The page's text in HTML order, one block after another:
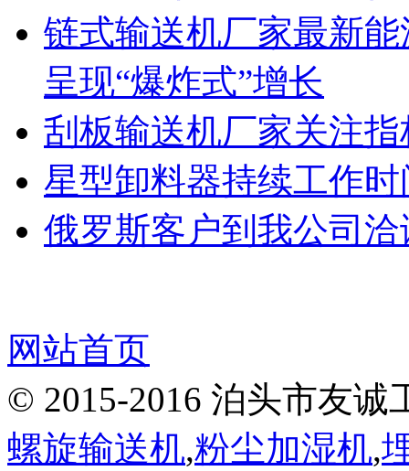
链式输送机厂家最新
呈现“爆炸式”增长
刮板输送机厂家关注
星型卸料器持续工作
俄罗斯客户到我公司
网站首页
© 2015-2016 泊头市友
螺旋输送机,粉尘加湿机,